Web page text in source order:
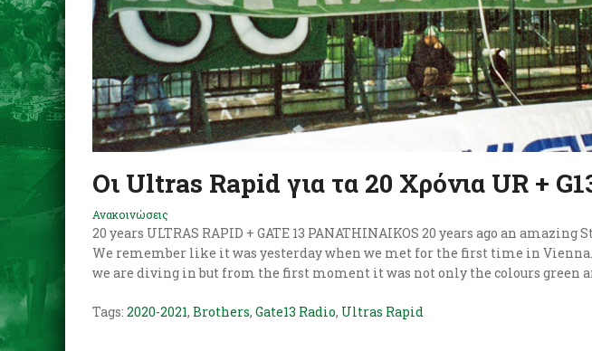
Οι Ultras Rapid για τα 20 Χρόνια UR +
Ανακοινώσεις
20 years ULTRAS RAPID + GATE 13 PANATHINAIKOS 20 years ago an
We remember like it was yesterday when we met for the first time in
we are diving in but from the first moment it was not only the colours green
Tags: 2020-2021, Brothers, Gate13 Radio, Ultras Rapid